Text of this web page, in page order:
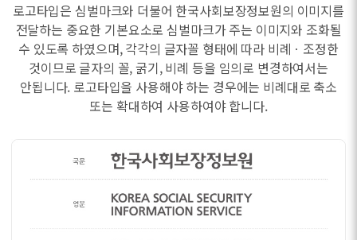
로고타입은 심벌마크와 더불어 한국사회보장정보원의 이미지를
전달하는 중요한 기본요소로 심벌마크가 주는 이미지와 조화될
수 있도록 하였으며, 각각의 글자꼴 형태에 따라 비례ㆍ조정한
것이므로 글자의 꼴, 굵기, 비례 등을 임의로 변경하여서는
안됩니다. 로고타입을 사용해야 하는 경우에는 비례대로 축소
또는 확대하여 사용하여야 합니다.